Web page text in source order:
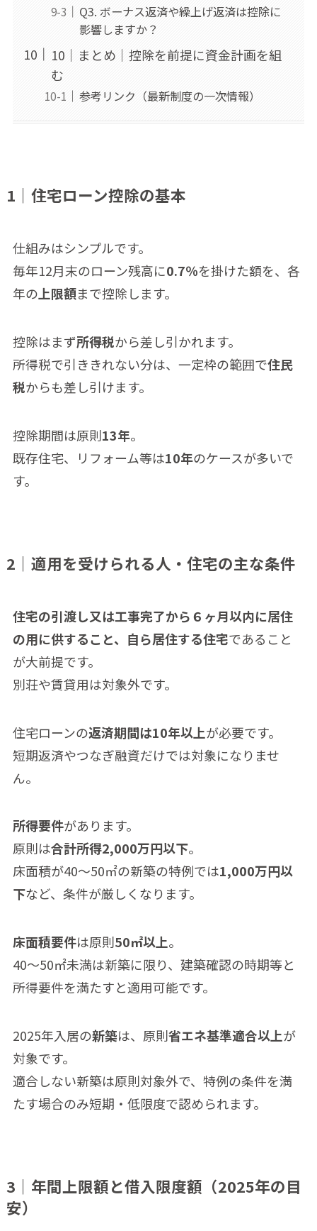
Q3. ボーナス返済や繰上げ返済は控除に
影響しますか？
10｜まとめ｜控除を前提に資金計画を組
む
参考リンク（最新制度の一次情報）
1｜住宅ローン控除の基本
仕組みはシンプルです。
毎年12月末のローン残高に0.7％を掛けた額を、各
年の上限額まで控除します。
控除はまず所得税から差し引かれます。
所得税で引ききれない分は、一定枠の範囲で住民
税からも差し引けます。
控除期間は原則13年。
既存住宅、リフォーム等は10年のケースが多いで
す。
2｜適用を受けられる人・住宅の主な条件
住宅の引渡し又は工事完了から６ヶ月以内に居住
の用に供すること、自ら居住する住宅であること
が大前提です。
別荘や賃貸用は対象外です。
住宅ローンの返済期間は10年以上が必要です。
短期返済やつなぎ融資だけでは対象になりませ
ん。
所得要件があります。
原則は合計所得2,000万円以下。
床面積が40〜50㎡の新築の特例では1,000万円以
下など、条件が厳しくなります。
床面積要件は原則50㎡以上。
40〜50㎡未満は新築に限り、建築確認の時期等と
所得要件を満たすと適用可能です。
2025年入居の新築は、原則省エネ基準適合以上が
対象です。
適合しない新築は原則対象外で、特例の条件を満
たす場合のみ短期・低限度で認められます。
3｜年間上限額と借入限度額（2025年の目
安）